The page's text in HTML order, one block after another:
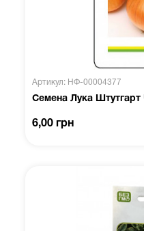
Артикул: НФ-00004377
Семена Лука Штутгарт
6,00 грн